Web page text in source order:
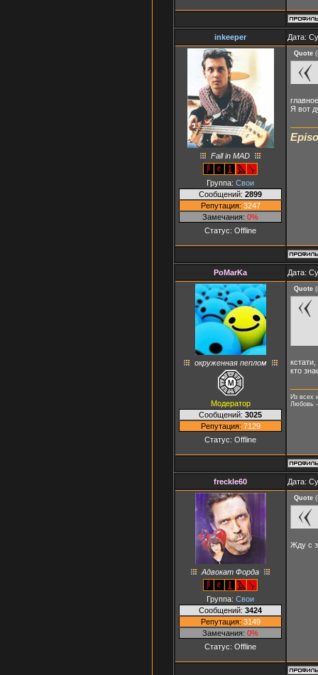
inkeeper Дата:
Fall in MAD
Группа: Свои
Сообщений: 2899
Репутация: 3247
Замечания: 0%
Статус: Offline
Quote (
Я вот
PoMarKa Дата:
окруженная пеплом
Модератор
Сообщений: 3025
Репутация: 7129
Статус: Offline
Quote (
кто
Из всех
Любовь
freckle60 Дата:
Адвокат Форда
Группа: Свои
Сообщений: 3424
Репутация: 3149
Замечания: 0%
Статус: Offline
Quote (
Жду с